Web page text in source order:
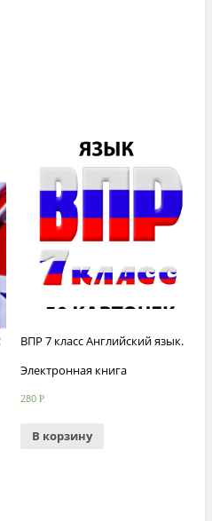
ВПР 7 класс Английский язык.
Электронная книга
280Р
В корзину